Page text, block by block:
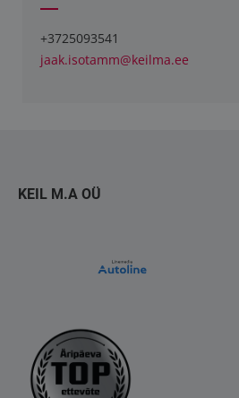
+3725093541
jaak.isotamm@keilma.ee
KEIL M.A OÜ